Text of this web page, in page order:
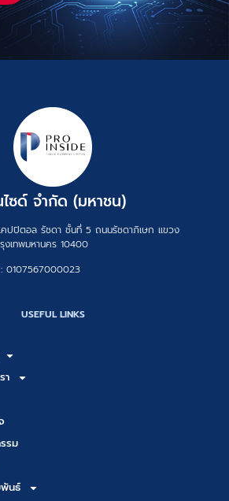
ซด์ จำกัด (มหาชน)
แคปปิตอล รัชดา ชั้นที่ 5 ถนนรัชดาภิเษก แขวง
เทพมหานคร 10400
0107567000023
USEFUL LINKS
า
รม
นธ์